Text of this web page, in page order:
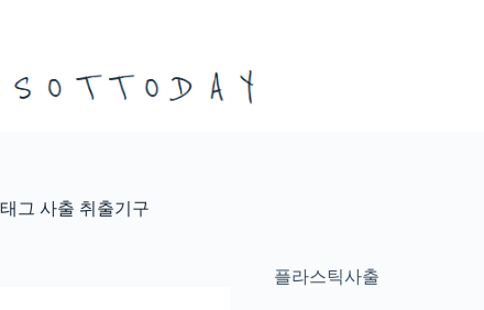
로
태그 사출 취출기구
플라스틱사출